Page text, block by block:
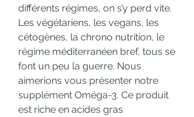
différents régimes, on s’y perd vite.
Les végétariens, les vegans, les
cétogènes, la chrono nutrition, le
régime méditerranéen bref, tous se
font un peu la guerre. Nous
aimerions vous présenter notre
supplément Oméga-3. Ce produit
est riche en acides gras